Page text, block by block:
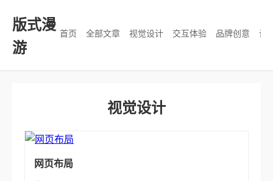
版式漫
游
首页 全部文章 视觉设计 交互体验 品牌创意 设
视觉设计
网页布局